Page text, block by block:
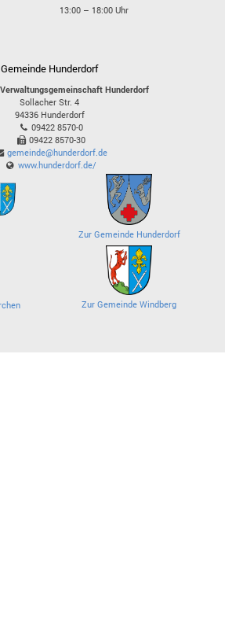
13:00 – 18:00 Uhr
Gemeinde Hunderdorf
Hunderdorf
Sollacher Str. 4
94336 Hunderdorf
09422 8570-0
09422 8570-30
gemeinde@hunderdorf.de
www.hunderdorf.de/
Zur Gemeinde Hunderdorf
Zur Gemeinde Windberg